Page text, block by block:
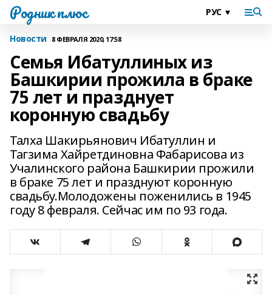
Родник плюс
Новости 8 ФЕВРАЛЯ 2020, 17:58
Семья Ибатуллиных из
Башкирии прожила в браке
75 лет и празднует
коронную свадьбу
Талха Шакирьянович Ибатуллин и
Тагзима Хайретдиновна Фабарисова из
Учалинского района Башкирии прожили
в браке 75 лет и празднуют коронную
свадьбу.Молодожены поженились в 1945
году 8 февраля. Сейчас им по 93 года.